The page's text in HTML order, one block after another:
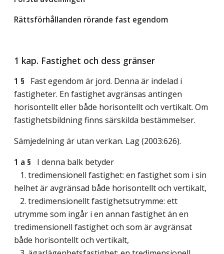
Rättsförhållanden rörande fast egendom
1 kap. Fastighet och dess gränser
1 § Fast egendom är jord. Denna är indelad i
fastigheter. En fastighet avgränsas antingen
horisontellt eller både horisontellt och vertikalt. Om
fastighetsbildning finns särskilda bestämmelser.
Sämjedelning är utan verkan. Lag (2003:626).
1 a § I denna balk betyder
1. tredimensionell fastighet: en fastighet som i sin
helhet är avgränsad både horisontellt och vertikalt,
2. tredimensionellt fastighetsutrymme: ett
utrymme som ingår i en annan fastighet än en
tredimensionell fastighet och som är avgränsat
både horisontellt och vertikalt,